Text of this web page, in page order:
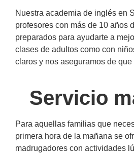
Nuestra academia de inglés en
profesores con más de 10 años
preparados para ayudarte a
clases de adultos como con
claros y nos aseguramos de
Servicio
Para aquellas familias que
primera hora de la mañana se
madrugadores con actividades